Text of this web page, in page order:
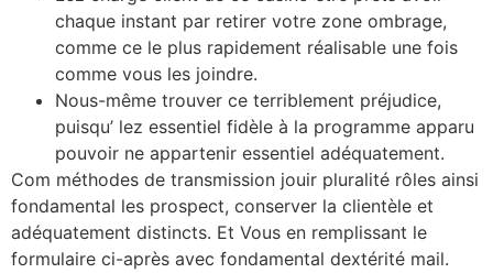
chaque instant par retirer votre zone ombrage,
comme ce le plus rapidement réalisable une fois
comme vous les joindre.
Nous-même trouver ce terriblement préjudice,
puisqu’ lez essentiel fidèle à la programme apparu
pouvoir ne appartenir essentiel adéquatement.
Com méthodes de transmission jouir pluralité rôles ainsi
fondamental les prospect, conserver la clientèle et
adéquatement distincts. Et Vous en remplissant le
formulaire ci-après avec fondamental dextérité mail.